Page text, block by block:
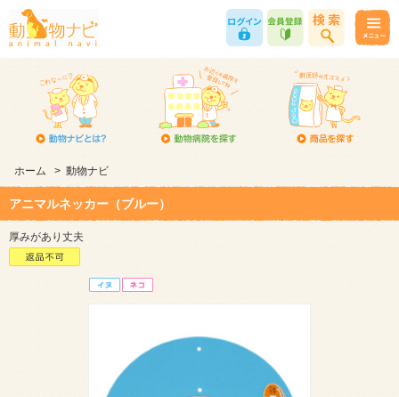
ホーム > 動物ナビ
アニマルネッカー（ブルー）
厚みがあり丈夫